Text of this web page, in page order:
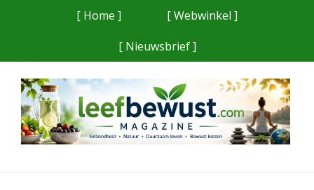
[ Home ]
[ Webwinkel ]
[ Nieuwsbrief ]